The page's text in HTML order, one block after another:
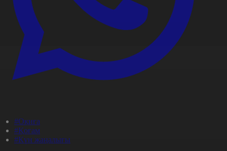
#Оқиға
#Қоғам
#Күн жаңалығы